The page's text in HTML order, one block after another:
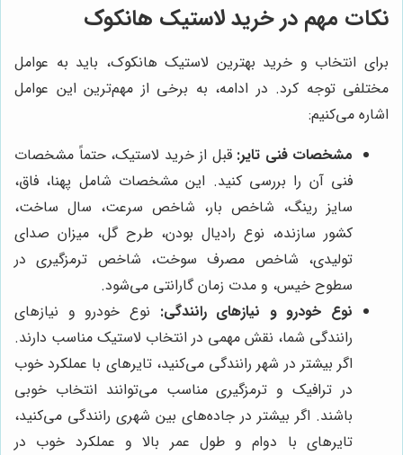
نکات مهم در خرید لاستیک هانکوک
برای انتخاب و خرید بهترین لاستیک هانکوک، باید به عوامل
مختلفی توجه کرد. در ادامه، به برخی از مهم‌ترین این عوامل
اشاره می‌کنیم:
مشخصات فنی تایر: قبل از خرید لاستیک، حتماً مشخصات
فنی آن را بررسی کنید. این مشخصات شامل پهنا، فاق،
سایز رینگ، شاخص بار، شاخص سرعت، سال ساخت،
کشور سازنده، نوع رادیال بودن، طرح گل، میزان صدای
تولیدی، شاخص مصرف سوخت، شاخص ترمزگیری در
سطوح خیس، و مدت زمان گارانتی می‌شود.
نوع خودرو و نیازهای رانندگی: نوع خودرو و نیازهای
رانندگی شما، نقش مهمی در انتخاب لاستیک مناسب دارند.
اگر بیشتر در شهر رانندگی می‌کنید، تایرهای با عملکرد خوب
در ترافیک و ترمزگیری مناسب می‌توانند انتخاب خوبی
باشند. اگر بیشتر در جاده‌های بین شهری رانندگی می‌کنید،
تایرهای با دوام و طول عمر بالا و عملکرد خوب در